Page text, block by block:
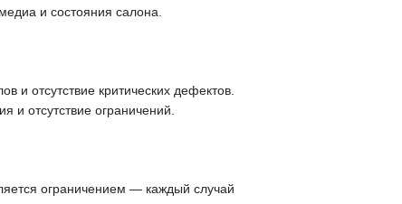
и состояния салона.
и отсутствие критических дефектов.
и отсутствие ограничений.
ограничением — каждый случай